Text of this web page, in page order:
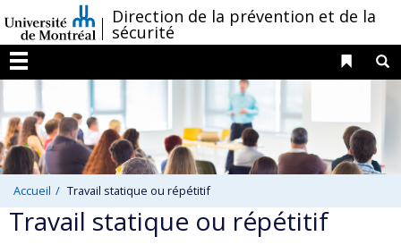
au
contenu
/Direction de la prévention et de la
sécurité
Menu
Liens
Accueil Travail statique ou répétitif
Travail statique ou répétitif